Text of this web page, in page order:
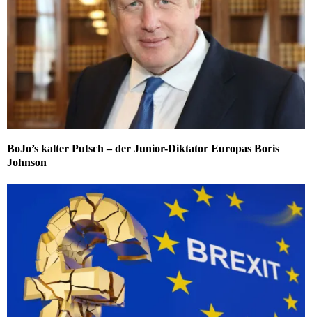
BoJo’s kalter Putsch – der Junior-Diktator Europas Boris
Johnson